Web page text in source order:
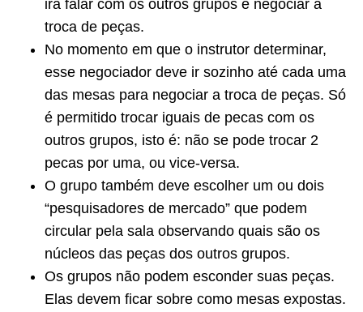
irá falar com os outros grupos e negociar a
troca de peças.
No momento em que o instrutor determinar,
esse negociador deve ir sozinho até cada uma
das mesas para negociar a troca de peças. Só
é permitido trocar iguais de pecas com os
outros grupos, isto é: não se pode trocar 2
pecas por uma, ou vice-versa.
O grupo também deve escolher um ou dois
“pesquisadores de mercado” que podem
circular pela sala observando quais são os
núcleos das peças dos outros grupos.
Os grupos não podem esconder suas peças.
Elas devem ficar sobre como mesas expostas.